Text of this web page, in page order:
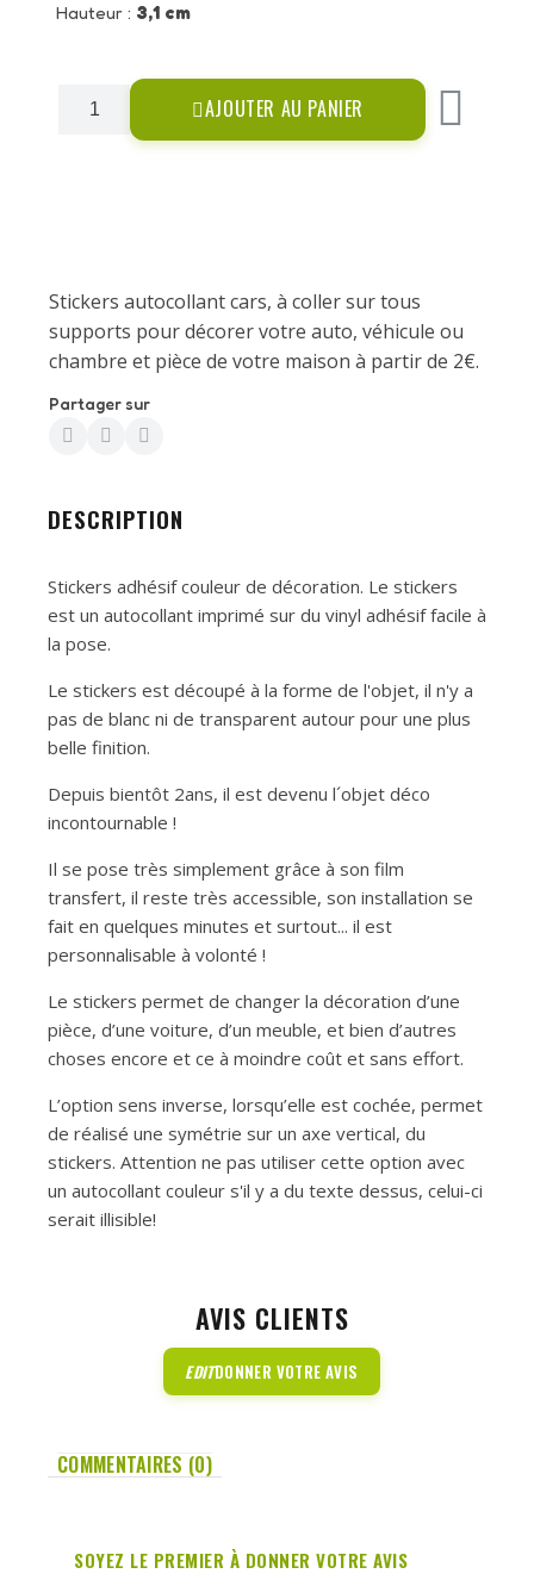
Stickers autocollant cars, à coller sur tous
supports pour décorer votre auto, véhicule ou
chambre et pièce de votre maison à partir de 2€.
Hauteur : 3,1 cm
AJOUTER AU PANIER
Partager sur
DESCRIPTION
Stickers adhésif couleur de décoration. Le stickers
est un autocollant imprimé sur du vinyl adhésif facile à
la pose.
Le stickers est découpé à la forme de l'objet, il n'y a
pas de blanc ni de transparent autour pour une plus
belle finition.
Depuis bientôt 2ans, il est devenu l´objet déco
incontournable !
Il se pose très simplement grâce à son film
transfert, il reste très accessible, son installation se
fait en quelques minutes et surtout... il est
personnalisable à volonté !
Le stickers permet de changer la décoration d’une
pièce, d’une voiture, d’un meuble, et bien d’autres
choses encore et ce à moindre coût et sans effort.
L’option sens inverse, lorsqu’elle est cochée, permet
de réalisé une symétrie sur un axe vertical, du
stickers. Attention ne pas utiliser cette option avec
un autocollant couleur s'il y a du texte dessus, celui-ci
serait illisible!
AVIS CLIENTS
EDITDONNER VOTRE AVIS
COMMENTAIRES (0)
SOYEZ LE PREMIER À DONNER VOTRE AVIS